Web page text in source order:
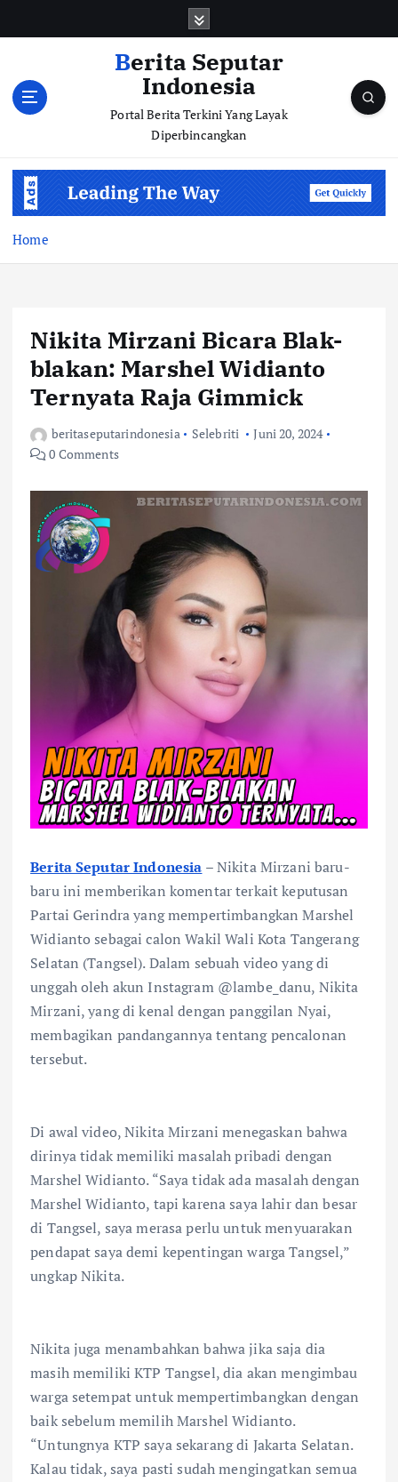
Berita Seputar
Indonesia
Portal Berita Terkini Yang Layak
Diperbincangkan
Home
Nikita Mirzani Bicara Blak-
blakan: Marshel Widianto
Ternyata Raja Gimmick
beritaseputarindonesia Selebriti
Juni 20, 2024
0 Comments
Berita Seputar Indonesia – Nikita Mirzani baru-
baru ini memberikan komentar terkait keputusan
Partai Gerindra yang mempertimbangkan Marshel
Widianto sebagai calon Wakil Wali Kota Tangerang
Selatan (Tangsel). Dalam sebuah video yang di
unggah oleh akun Instagram @lambe_danu, Nikita
Mirzani, yang di kenal dengan panggilan Nyai,
membagikan pandangannya tentang pencalonan
tersebut.
Di awal video, Nikita Mirzani menegaskan bahwa
dirinya tidak memiliki masalah pribadi dengan
Marshel Widianto. “Saya tidak ada masalah dengan
Marshel Widianto, tapi karena saya lahir dan besar
di Tangsel, saya merasa perlu untuk menyuarakan
pendapat saya demi kepentingan warga Tangsel,”
ungkap Nikita.
Nikita juga menambahkan bahwa jika saja dia
masih memiliki KTP Tangsel, dia akan mengimbau
warga setempat untuk mempertimbangkan dengan
baik sebelum memilih Marshel Widianto.
“Untungnya KTP saya sekarang di Jakarta Selatan.
Kalau tidak, saya pasti sudah mengingatkan semua